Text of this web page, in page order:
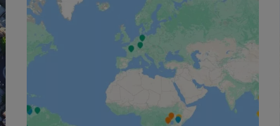
English